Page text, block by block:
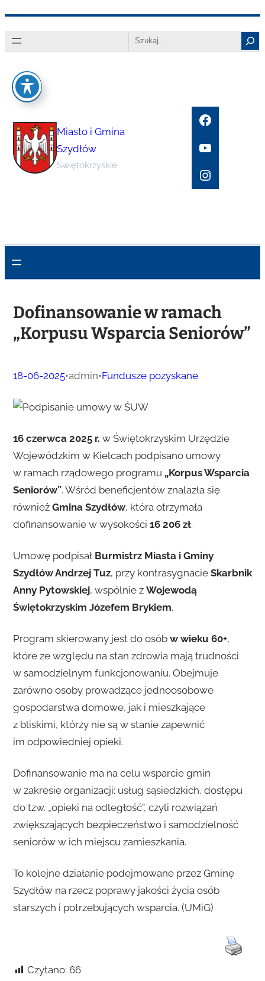
do
Search
Miasto i Gmina
Szydłów
Świętokrzyskie
Facebook
YouTube
Instagram
Dofinansowanie w ramach
„Korpusu Wsparcia Seniorów”
18-06-2025•admin•Fundusze pozyskane
16 czerwca 2025 r. w Świętokrzyskim Urzędzie
Wojewódzkim w Kielcach podpisano umowy
w ramach rządowego programu „Korpus Wsparcia
Seniorów”. Wśród beneficjentów znalazła się
również Gmina Szydłów, która otrzymała
dofinansowanie w wysokości 16 206 zł.
Umowę podpisał Burmistrz Miasta i Gminy
Szydłów Andrzej Tuz, przy kontrasygnacie Skarbnik
Anny Pytowskiej, wspólnie z Wojewodą
Świętokrzyskim Józefem Brykiem.
Program skierowany jest do osób w wieku 60+,
które ze względu na stan zdrowia mają trudności
w samodzielnym funkcjonowaniu. Obejmuje
zarówno osoby prowadzące jednoosobowe
gospodarstwa domowe, jak i mieszkające
z bliskimi, którzy nie są w stanie zapewnić
im odpowiedniej opieki.
Dofinansowanie ma na celu wsparcie gmin
w zakresie organizacji: usług sąsiedzkich, dostępu
do tzw. „opieki na odległość”, czyli rozwiązań
zwiększających bezpieczeństwo i samodzielność
seniorów w ich miejscu zamieszkania.
To kolejne działanie podejmowane przez Gminę
Szydłów na rzecz poprawy jakości życia osób
starszych i potrzebujących wsparcia. (UMiG)
Czytano: 66